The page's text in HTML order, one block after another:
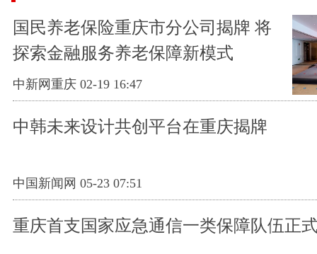
国民养老保险重庆市分公司揭牌 将
探索金融服务养老保障新模式
中新网重庆 02-19 16:47
中韩未来设计共创平台在重庆揭牌
中国新闻网 05-23 07:51
重庆首支国家应急通信一类保障队伍正